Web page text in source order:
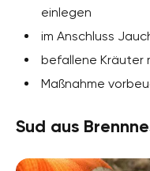
einlegen
im Anschluss
befallene Kräuter
Maßnahme
Sud aus